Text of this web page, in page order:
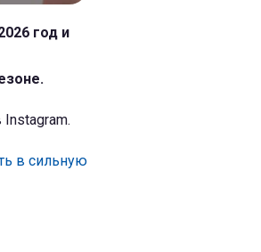
год и
в сильную